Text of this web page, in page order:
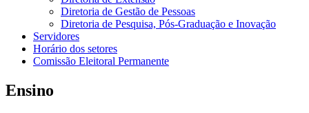
Diretoria de Gestão de Pessoas
Diretoria de Pesquisa, Pós-Graduação e Inovação
Servidores
Horário dos setores
Comissão Eleitoral Permanente
Ensino